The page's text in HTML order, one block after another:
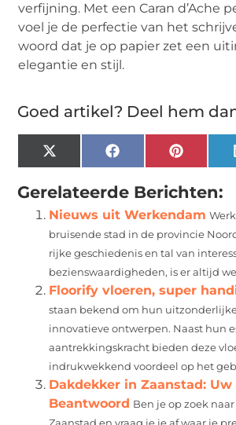
verfijning. Met een Caran d’Ache
voel je de perfectie van het
woord dat je op papier zet een
elegantie en stijl.
Goed artikel? Deel hem
X
(Twitter)
Facebook
Gerelateerde Berichten:
Nieuws uit Werkendam
bruisende stad in de provincie
rijke geschiedenis en tal van
bezienswaardigheden, is er altijd
Floorify vloeren, super
staan bekend om hun
innovatieve ontwerpen. Naast hun
aantrekkingskracht bieden deze
indrukwekkend voordeel op het
Dakdekker in Zaanstad: Uw
Beantwoord Ben je op zoek